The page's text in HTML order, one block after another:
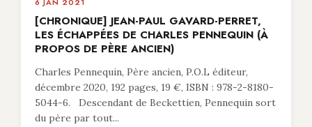
[CHRONIQUE] JEAN-PAUL GAVARD-PERRET,
LES ÉCHAPPÉES DE CHARLES PENNEQUIN (À
PROPOS DE PÈRE ANCIEN)
Charles Pennequin, Père ancien, P.O.L éditeur,
décembre 2020, 192 pages, 19 €, ISBN : 978-2-8180-
5044-6. Descendant de Beckettien, Pennequin sort
du père par tout...